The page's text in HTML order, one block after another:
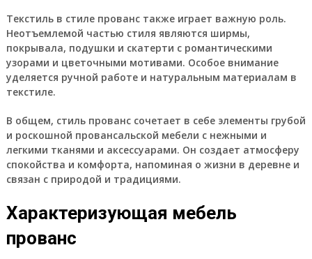
Текстиль в стиле прованс также играет важную роль.
Неотъемлемой частью стиля являются ширмы,
покрывала, подушки и скатерти с романтическими
узорами и цветочными мотивами. Особое внимание
уделяется ручной работе и натуральным материалам в
текстиле.
В общем, стиль прованс сочетает в себе элементы грубой
и роскошной провансальской мебели с нежными и
легкими тканями и аксессуарами. Он создает атмосферу
спокойства и комфорта, напоминая о жизни в деревне и
связан с природой и традициями.
Характеризующая мебель
прованс